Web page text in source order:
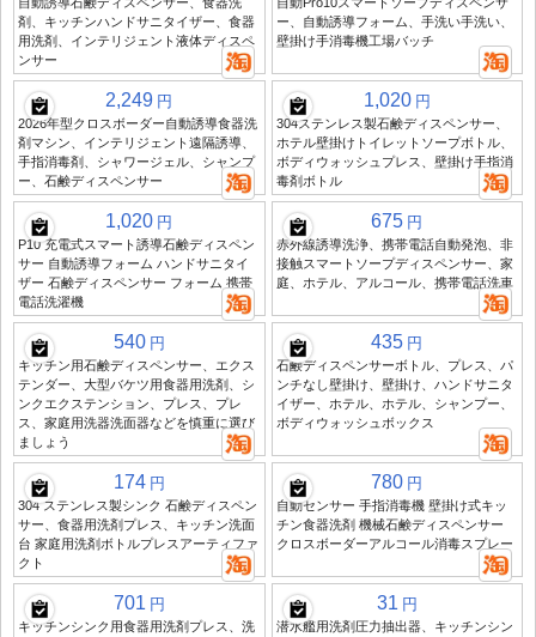
剤、キッチンハンドサニタイザー、食器
用洗剤、インテリジェント液体ディスペ
ンサー
ー、自動誘導フォーム、手洗い手洗い、
壁掛け手消毒機工場バッチ
2,249 円
2026年型クロスボーダー自動誘導食器洗
剤マシン、インテリジェント遠隔誘導、
手指消毒剤、シャワージェル、シャンプ
ー、石鹸ディスペンサー
1,020 円
304ステンレス製石鹸ディスペンサー、
ホテル壁掛けトイレットソープボトル、
ボディウォッシュプレス、壁掛け手指消
毒剤ボトル
1,020 円
P10 充電式スマート誘導石鹸ディスペン
サー 自動誘導フォーム ハンドサニタイ
ザー 石鹸ディスペンサー フォーム 携帯
電話洗濯機
675 円
赤外線誘導洗浄、携帯電話自動発泡、非
接触スマートソープディスペンサー、家
庭、ホテル、アルコール、携帯電話洗車
540 円
キッチン用石鹸ディスペンサー、エクス
テンダー、大型バケツ用食器用洗剤、シ
ンクエクステンション、プレス、プレ
ス、家庭用洗器洗面器などを慎重に選び
ましょう
435 円
石鹸ディスペンサーボトル、プレス、パ
ンチなし壁掛け、壁掛け、ハンドサニタ
イザー、ホテル、ホテル、シャンプー、
ボディウォッシュボックス
174 円
304 ステンレス製シンク 石鹸ディスペン
サー、食器用洗剤プレス、キッチン洗面
台 家庭用洗剤ボトルプレスアーティファ
クト
780 円
自動センサー 手指消毒機 壁掛け式キッ
チン食器洗剤 機械石鹸ディスペンサー
クロスボーダーアルコール消毒スプレー
701 円
キッチンシンク用食器用洗剤プレス、洗
31 円
潜水艦用洗剤圧力抽出器、キッチンシン